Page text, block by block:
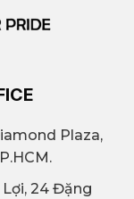
Plaza,
24 Đặng